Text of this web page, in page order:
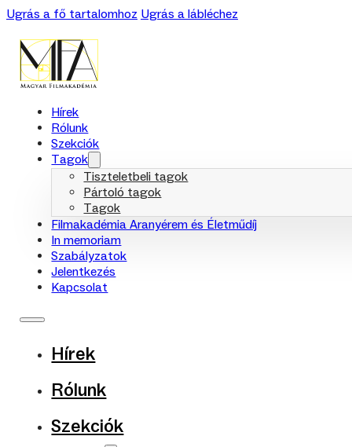
Ugrás a fő tartalomhoz Ugrás a lábléchez
Hírek
Rólunk
Szekciók
Tagok
Tiszteletbeli tagok
Pártoló tagok
Tagok
Filmakadémia Aranyérem és Életműdíj
In memoriam
Szabályzatok
Jelentkezés
Kapcsolat
Hírek
Rólunk
Szekciók